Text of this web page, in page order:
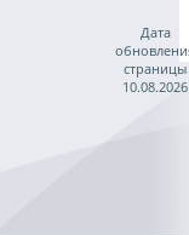
Дата
страницы
10.08.2026